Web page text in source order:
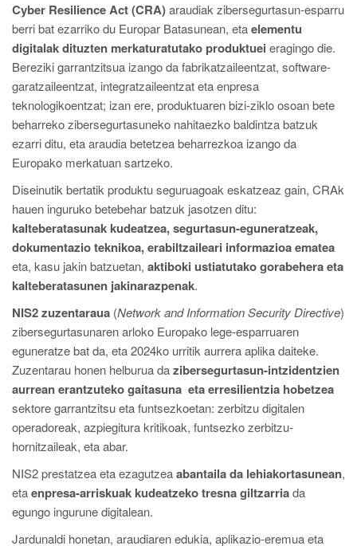
Cyber Resilience Act (CRA)araudiak zibersegurtasun-esparru
berri bat ezarriko du Europar Batasunean, etaelementu
digitalak dituzten merkaturatutako produktuei eragingo die.
Bereziki garrantzitsua izango da fabrikatzaileentzat, software-
garatzaileentzat, integratzaileentzat eta enpresa
teknologikoentzat; izan ere, produktuaren bizi-ziklo osoan bete
beharreko zibersegurtasuneko nahitaezko baldintza batzuk
ezarri ditu, eta araudia betetzea beharrezkoa izango da
Europako merkatuan sartzeko.
Diseinutik bertatik produktu seguruagoak eskatzeaz gain, CRAk
hauen inguruko betebehar batzuk jasotzen ditu:
kalteberatasunak kudeatzea, segurtasun-eguneratzeak,
dokumentazio teknikoa, erabiltzaileari informazioa ematea
eta, kasu jakin batzuetan, aktiboki ustiatutako gorabehera eta
kalteberatasunen jakinarazpenak.
NIS2 zuzentaraua (Network and Information Security Directive)
zibersegurtasunaren arloko Europako lege-esparruaren
eguneratze bat da, eta 2024ko urritik aurrera aplika daiteke.
Zuzentarau honen helburua dazibersegurtasun-intzidentzien
aurrean erantzuteko gaitasuna eta erresilientzia hobetzea
sektore garrantzitsu eta funtsezkoetan: zerbitzu digitalen
operadoreak, azpiegitura kritikoak, funtsezko zerbitzu-
hornitzaileak, eta abar.
NIS2 prestatzea eta ezagutzeaabantaila da lehiakortasunean,
etaenpresa-arriskuak kudeatzeko tresna giltzarriada
egungo ingurune digitalean.
Jardunaldi honetan, araudiaren edukia, aplikazio-eremua eta